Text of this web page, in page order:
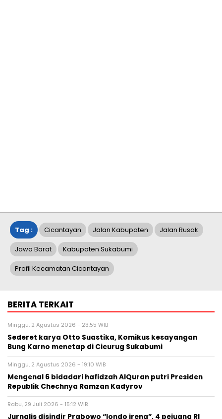
Tag : Cicantayan Jalan Kabupaten Jalan Rusak
Jawa Barat Kabupaten Sukabumi
Profil Kecamatan Cicantayan
BERITA TERKAIT
Minggu, 2 Agustus 2026 - 23:55 WIB
Sederet karya Otto Suastika, Komikus kesayangan
Bung Karno menetap di Cicurug Sukabumi
Minggu, 2 Agustus 2026 - 19:10 WIB
Mengenal 6 bidadari hafidzah AlQuran putri Presiden
Republik Chechnya Ramzan Kadyrov
Rabu, 29 Juli 2026 - 15:12 WIB
Jurnalis disindir Prabowo “londo ireng”, 4 pejuang RI